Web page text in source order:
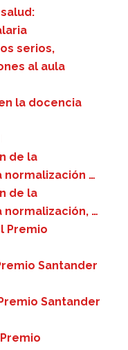
serios,
al aula
la docencia
de la
normalización …
de la
normalización, …
Premio
Santander
Santander